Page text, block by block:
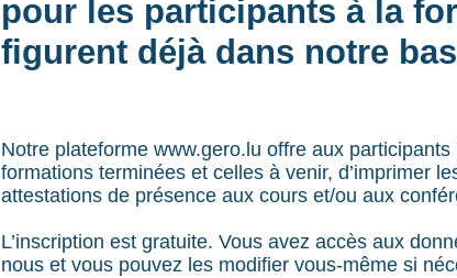
pour les participants à la
figurent déjà dans notre
Notre plateforme www.gero.lu offre aux
formations terminées et celles à venir, d’imprimer
attestations de présence aux cours et/ou aux
L’inscription est gratuite. Vous avez accès aux
nous et vous pouvez les modifier vous-même si